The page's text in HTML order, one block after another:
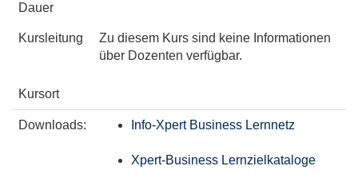
Dauer
Kursleitung
Zu diesem Kurs sind keine Informationen
über Dozenten verfügbar.
Kursort
Downloads: Info-Xpert Business Lernnetz
Xpert-Business Lernzielkataloge